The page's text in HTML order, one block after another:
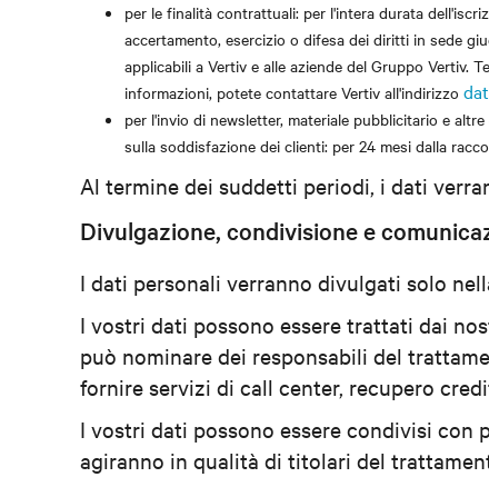
per le finalità contrattuali: per l'intera durata
accertamento, esercizio o difesa dei diritti in sede
applicabili a Vertiv e alle aziende del Gruppo Vertiv.
informazioni, potete contattare Vertiv all'indirizzo
per l'invio di newsletter, materiale pubblicitario e
sulla soddisfazione dei clienti: per 24 mesi dalla
Al termine dei suddetti periodi, i dati
Divulgazione, condivisione e
I dati personali verranno divulgati solo
I vostri dati possono essere trattati dai
può nominare dei responsabili del
fornire servizi di call center, recupero
I vostri dati possono essere condivisi
agiranno in qualità di titolari del